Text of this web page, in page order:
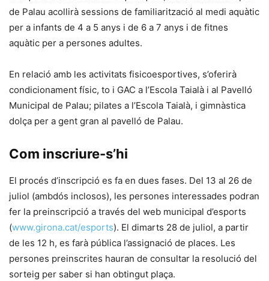
de Palau acollirà sessions de familiarització al medi aquàtic
per a infants de 4 a 5 anys i de 6 a 7 anys i de fitnes
aquàtic per a persones adultes.
En relació amb les activitats fisicoesportives, s’oferirà
condicionament físic, to i GAC a l’Escola Taialà i al Pavelló
Municipal de Palau; pilates a l’Escola Taialà, i gimnàstica
dolça per a gent gran al pavelló de Palau.
Com inscriure-s’hi
El procés d’inscripció es fa en dues fases. Del 13 al 26 de
juliol (ambdós inclosos), les persones interessades podran
fer la preinscripció a través del web municipal d’esports
(www.girona.cat/esports). El dimarts 28 de juliol, a partir
de les 12 h, es farà pública l’assignació de places. Les
persones preinscrites hauran de consultar la resolució del
sorteig per saber si han obtingut plaça.